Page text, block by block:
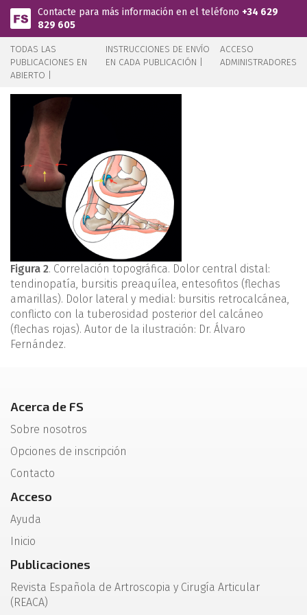
Pasar al contenido principal
Contacte para más información en el teléfono +34 629
829 605
TODAS LAS
PUBLICACIONES EN
ABIERTO |
INSTRUCCIONES DE ENVÍO
EN CADA PUBLICACIÓN |
ACCESO
ADMINISTRADORES
Figura 2. Correlación topográfica. Dolor central distal:
tendinopatía, bursitis preaquílea, entesofitos (flechas
amarillas). Dolor lateral y medial: bursitis retrocalcánea,
conflicto con la tuberosidad posterior del calcáneo
(flechas rojas). Autor de la ilustración: Dr. Álvaro
Fernández.
Acerca de FS
Sobre nosotros
Opciones de inscripción
Contacto
Acceso
Ayuda
Inicio
Publicaciones
Revista Española de Artroscopia y Cirugía Articular
(REACA)